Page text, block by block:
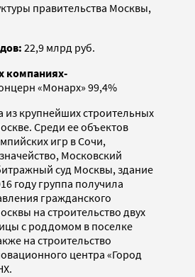
правительства Москвы,
22,9 млрд руб.
компаниях-
«Монарх» 99,4%
крупнейших строительных
Среди ее объектов
игр в Сочи,
Московский
суд Москвы, здание
году группа получила
гражданского
на строительство двух
с роддомом в поселке
на строительство
центра «Город